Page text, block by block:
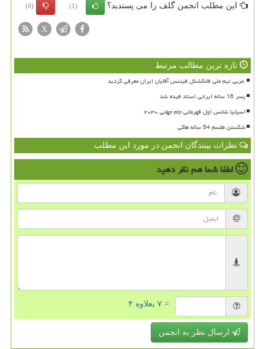
این مطلب انجمن گلف را می پسندید؟ (1)
(0)
X
تازه ترین مطالب مرتبط
پسر 16 ساله ایرانی استاد فیده شد
اسپانیا شانس اول قهرمانی جام جهانی ۲۰۳۰
شکستن طلسم 54 ساله هاکی
نظرات بینندگان انجمن در مورد این مطلب
لطفا شما همنظر دهید
= ۷ بعلاوه ۴
ارسال نظر به انجمن